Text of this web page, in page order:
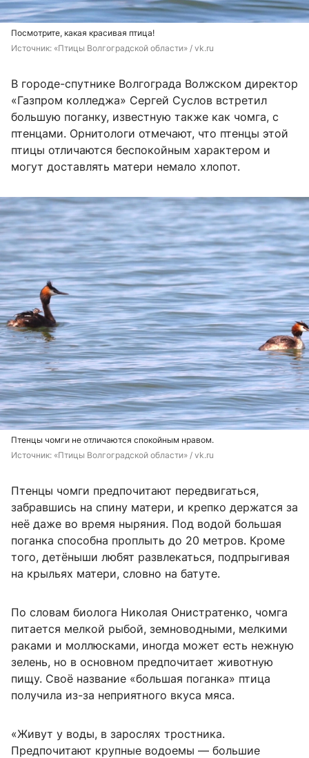
Посмотрите, какая красивая птица!
Источник: «Птицы Волгоградской области» / vk.ru
В городе-спутнике Волгограда Волжском директор
«Газпром колледжа» Сергей Суслов встретил
большую поганку, известную также как чомга, с
птенцами. Орнитологи отмечают, что птенцы этой
птицы отличаются беспокойным характером и
могут доставлять матери немало хлопот.
Птенцы чомги не отличаются спокойным нравом.
Источник: «Птицы Волгоградской области» / vk.ru
Птенцы чомги предпочитают передвигаться,
забравшись на спину матери, и крепко держатся за
неё даже во время ныряния. Под водой большая
поганка способна проплыть до 20 метров. Кроме
того, детёныши любят развлекаться, подпрыгивая
на крыльях матери, словно на батуте.
По словам биолога Николая Онистратенко, чомга
питается мелкой рыбой, земноводными, мелкими
раками и моллюсками, иногда может есть нежную
зелень, но в основном предпочитает животную
пищу. Своё название «большая поганка» птица
получила из-за неприятного вкуса мяса.
«Живут у воды, в зарослях тростника.
Предпочитают крупные водоемы — большие